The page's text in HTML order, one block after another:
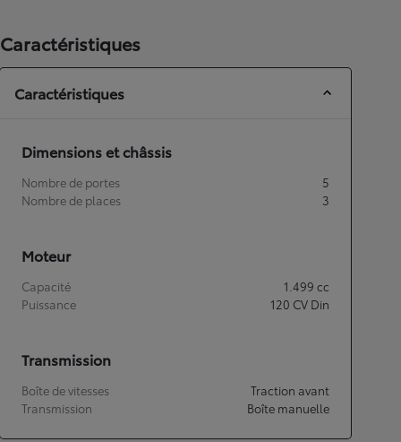
Caractéristiques
Caractéristiques
Dimensions et châssis
Nombre de portes
5
Nombre de places
3
Moteur
Capacité 1.499 cc
Puissance
120 CV Din
Transmission
Boîte de vitesses
Traction avant
Transmission
Boîte manuelle